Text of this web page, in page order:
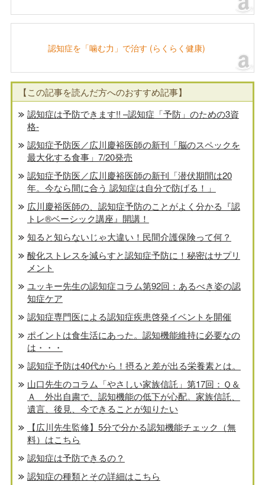
認知症を「噛む力」で治す (らくらく健康)
【この記事を読んだ方へのおすすめ記事】
認知症は予防できます!! –認知症「予防」のための3資
格-
認知症予防医／広川慶裕医師の新刊「脳のスペックを
最大化する食事」7/20発売
認知症予防医／広川慶裕医師の新刊「潜伏期間は20
年。今なら間に合う 認知症は自分で防げる！」
広川慶裕医師の、認知症予防のことがよく分かる『認
トレ®️ベーシック講座』開講！
知ると知らないじゃ大違い！民間介護保険って何？
酸化ストレスを減らすと認知症予防に！秘密はサプリ
メント
ユッキー先生の認知症コラム第92回：あるべき姿の認
知症ケア
認知症専門医による認知症疾患啓発イベントを開催
ポイントは食生活にあった。認知機能維持に必要なの
は・・・
認知症予防は40代から！摂ると差が出る栄養素とは。
山口先生のコラム「やさしい家族信託」第17回：Ｑ＆
Ａ 外出自粛で、認知機能の低下が心配。家族信託、
遺言、後見、今できることが知りたい
【広川先生監修】5分で分かる認知機能チェック（無
料）はこちら
認知症は予防できるの？
認知症の種類とその詳細はこちら